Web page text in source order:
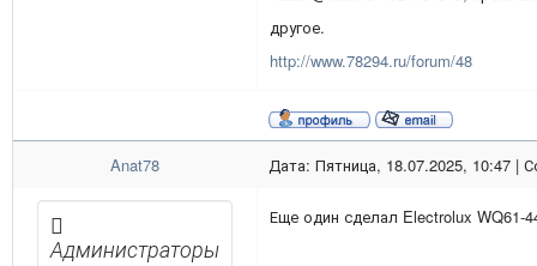
другое.
http://www.78294.ru/forum/48
Anat78 Дата: Пятница, 18.07.2025, 10:47 |
Администраторы
Еще один сделал Electrolux WQ61-